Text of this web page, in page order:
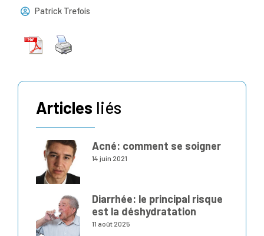
Patrick Trefois
Articles liés
Acné: comment se soigner
14 juin 2021
Diarrhée: le principal risque
est la déshydratation
11 août 2025